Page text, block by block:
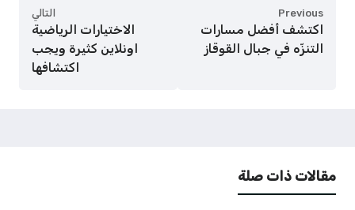
Previous
اكتشف أفضل مسارات
التنزّه في جبال القوقاز
التالي
الاختيارات الرياضية
اونلاين كثيرة ويجب
اكتشافها
مقالات ذات صلة